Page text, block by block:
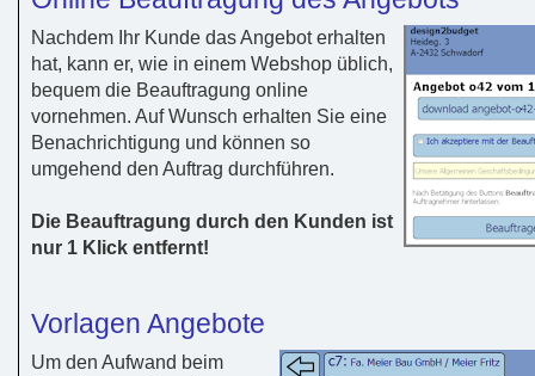
Nachdem Ihr Kunde das Angebot erhalten
hat, kann er, wie in einem Webshop üblich,
bequem die Beauftragung online
vornehmen. Auf Wunsch erhalten Sie eine
Benachrichtigung und können so
umgehend den Auftrag durchführen.
Die Beauftragung durch den Kunden ist
nur 1 Klick entfernt!
Vorlagen Angebote
Um den Aufwand beim